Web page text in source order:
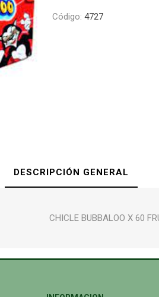
Código: 4727
DESCRIPCIÓN GENERAL
CHICLE BUBBALOO X 60